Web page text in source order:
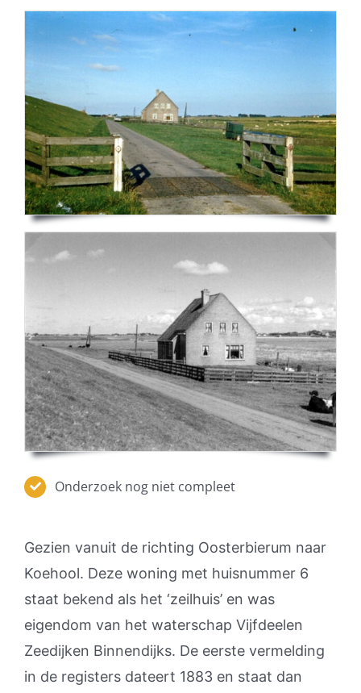
Onderzoek nog niet compleet
Gezien vanuit de richting Oosterbierum naar
Koehool. Deze woning met huisnummer 6
staat bekend als het ‘zeilhuis’ en was
eigendom van het waterschap Vijfdeelen
Zeedijken Binnendijks. De eerste vermelding
in de registers dateert 1883 en staat dan